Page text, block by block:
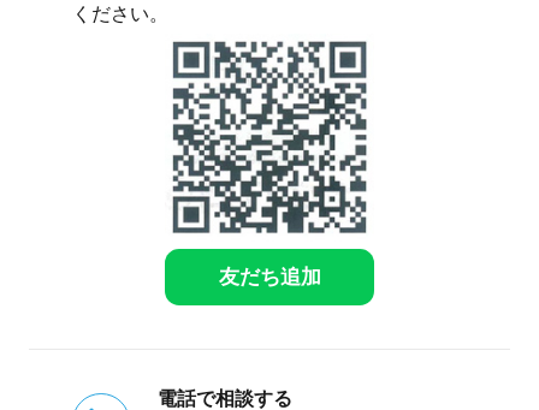
ください。
友だち追加
電話で相談する